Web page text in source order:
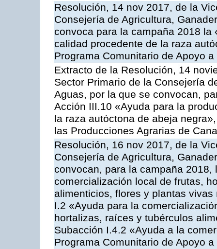
Resolución, 14 nov 2017, de la
Consejería de Agricultura,
convoca para la campaña 2018
calidad procedente de la raza
Programa Comunitario de Apoyo
Extracto de la Resolución, 14
Sector Primario de la Consejería
Aguas, por la que se convocan,
Acción III.10 «Ayuda para la
la raza autóctona de abeja
las Producciones Agrarias de
Resolución, 16 nov 2017, de la
Consejería de Agricultura,
convocan, para la campaña 2018,
comercialización local de frutas,
alimenticios, flores y plantas
I.2 «Ayuda para la
hortalizas, raíces y tubérculos
Subacción I.4.2 «Ayuda a la
Programa Comunitario de Apoyo